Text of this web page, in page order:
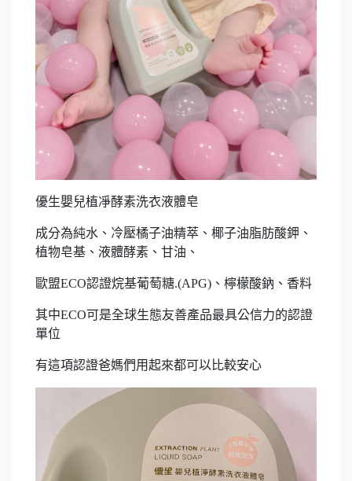
優生嬰兒植凈酵素洗衣液體皂
成分為純水、冷壓橘子油精萃、椰子油脂肪酸鉀、
植物皂基、液體酵素、甘油、
歐盟ECO認證烷基葡萄糖.(APG)、檸檬酸鈉、香料
其中ECO可是全球生態友善產品最具公信力的認證
單位
有這項認證爸媽們用起來都可以比較安心